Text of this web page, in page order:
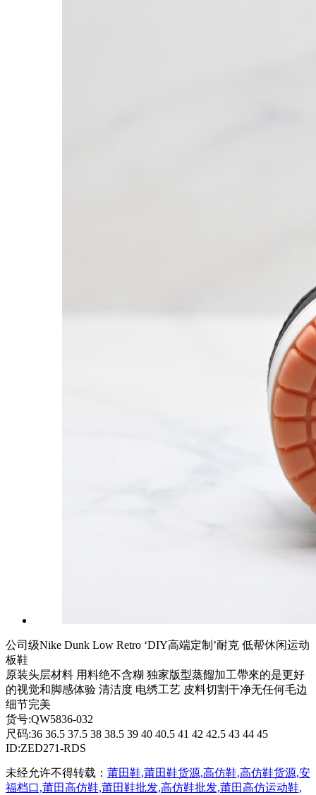
公司级Nike Dunk Low Retro ‘DIY高端定制’耐克 低帮休闲运动
板鞋
原装头层材料 用料绝不含糊 独家版型蒸餾加工帶來的是更好
的视觉和脚感体验 清洁度 电绣工艺 皮料切割干净无任何毛边
细节完美
货号:QW5836-032
尺码:36 36.5 37.5 38 38.5 39 40 40.5 41 42 42.5 43 44 45
ID:ZED271-RDS
未经允许不得转载： 莆田鞋,莆田鞋货源,高仿鞋,高仿鞋货源,安
福档口,莆田高仿鞋,莆田鞋批发,高仿鞋批发,莆田高仿运动鞋,